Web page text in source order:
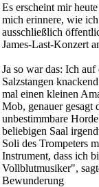
Es erscheint mir
mich erinnere, wie
ausschließlich
James-Last-Konzert
Ja so war das: Ich
Salzstangen
mal einen kleinen
Mob, genauer gesagt
unbestimmbare
beliebigen Saal
Soli des Trompeters
Instrument, dass ich
Vollblutmusiker",
Bewunderung